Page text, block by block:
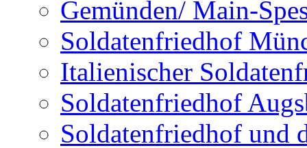
Gemünden/ Main-
Soldatenfriedhof
Italienischer
Soldatenfriedhof
Soldatenfriedhof und